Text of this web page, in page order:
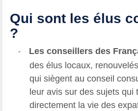
Qui sont les élus
?
- Les conseillers des
des élus locaux,
qui siègent au conseil
leur avis sur des sujets qui
directement la vie des